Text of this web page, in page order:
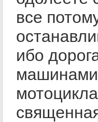
все
ибо